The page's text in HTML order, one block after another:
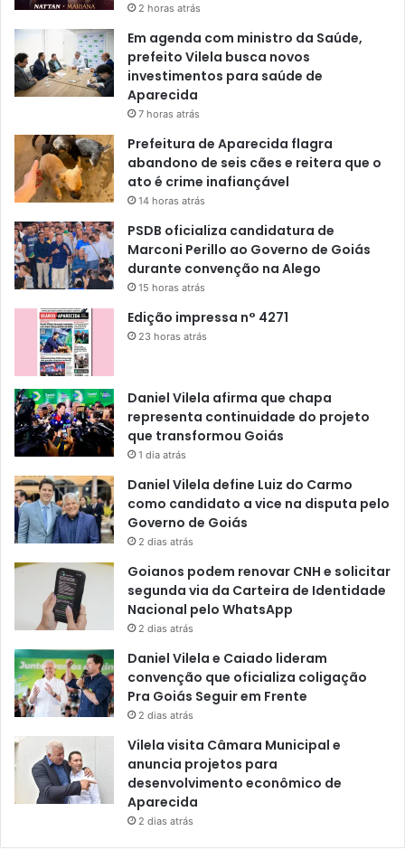
2 horas atrás
Em agenda com ministro da Saúde,
prefeito Vilela busca novos
investimentos para saúde de
Aparecida
7 horas atrás
Prefeitura de Aparecida flagra
abandono de seis cães e reitera que o
ato é crime inafiançável
14 horas atrás
PSDB oficializa candidatura de
Marconi Perillo ao Governo de Goiás
durante convenção na Alego
15 horas atrás
Edição impressa n° 4271
23 horas atrás
Daniel Vilela afirma que chapa
representa continuidade do projeto
que transformou Goiás
1 dia atrás
Daniel Vilela define Luiz do Carmo
como candidato a vice na disputa pelo
Governo de Goiás
2 dias atrás
Goianos podem renovar CNH e solicitar
segunda via da Carteira de Identidade
Nacional pelo WhatsApp
2 dias atrás
Daniel Vilela e Caiado lideram
convenção que oficializa coligação
Pra Goiás Seguir em Frente
2 dias atrás
Vilela visita Câmara Municipal e
anuncia projetos para
desenvolvimento econômico de
Aparecida
2 dias atrás